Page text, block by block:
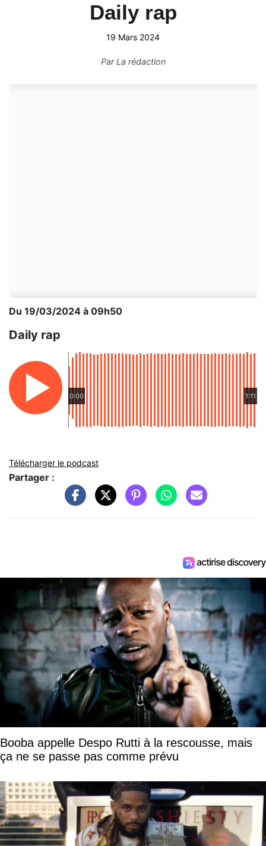
Daily rap
19 Mars 2024
ParLa rédaction
Du 19/03/2024 à 09h50
Daily rap
0:00 1:11
Télécharger le podcast
Partager :
Booba appelle Despo Rutti à la rescousse, mais
ça ne se passe pas comme prévu